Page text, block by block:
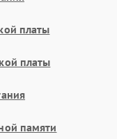
платы
платы
памяти